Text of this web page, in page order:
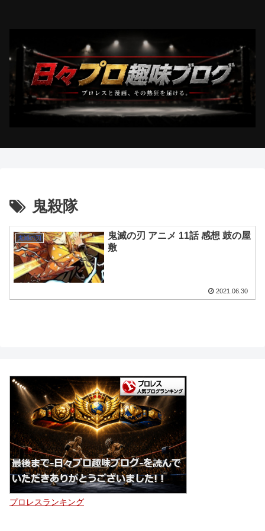
鬼殺隊
鬼滅の刃
鬼滅の刃 アニメ 11話 感想 鼓の屋
敷
2021.06.30
プロレスランキング